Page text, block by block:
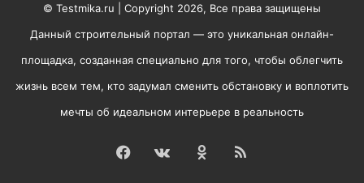
© Testmika.ru | Copyright 2026, Все права защищены
Данный строительный портал — это уникальная онлайн-
площадка, созданная специально для того, чтобы облегчить
жизнь всем тем, кто задумал сменить обстановку и воплотить
мечты об идеальном интерьере в реальность
Facebook
vk.comOdnoklassniki
RSS